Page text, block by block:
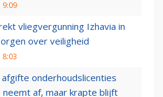
9:09
vliegvergunning Izhavia in
over veiligheid
8:03
onderhoudslicenties
af, maar krapte blijft